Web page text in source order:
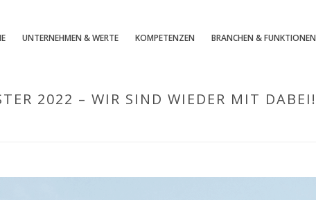
UNTERNEHMEN & WERTE KOMPETENZEN BRANCHEN & FUNKTIONEN
2022 – WIR SIND WIEDER MIT DABEI!